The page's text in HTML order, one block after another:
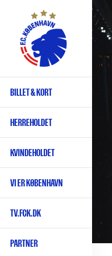
hovedindhold
Primær
navigation
BILLET & KORT
HERREHOLDET
KVINDEHOLDET
VI ER KØBENHAVN
TV.FCK.DK
PARTNER